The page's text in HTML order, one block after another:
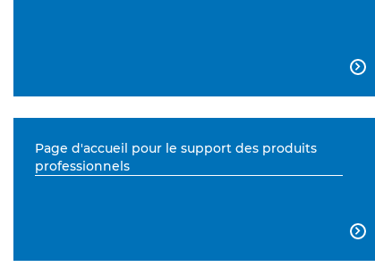

Page d'accueil pour le support des produits
professionnels
